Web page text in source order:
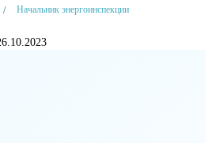
Начальник энергоинспекции